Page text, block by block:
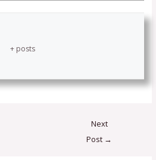
+ posts
Next
Post →